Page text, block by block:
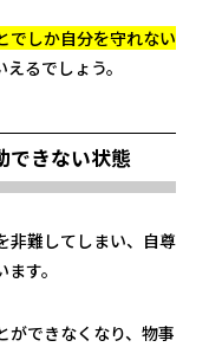
でしか自分を守れない
えるでしょう。
できない状態
非難してしまい、自尊
す。
ができなくなり、物事